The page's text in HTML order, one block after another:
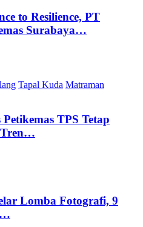
to Resilience, PT
Surabaya…
Tapal Kuda Matraman
TPS Tetap
Lomba Fotografi, 9